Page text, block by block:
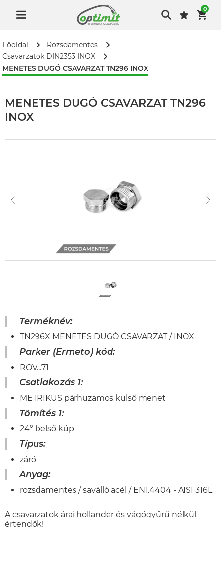
0
Főoldal
Rozsdamentes
Csavarzatok DIN2353 INOX
MENETES DUGÓ CSAVARZAT TN296 INOX
MENETES DUGÓ CSAVARZAT TN296
INOX
Terméknév:
TN296X MENETES DUGÓ CSAVARZAT / INOX
Parker (Ermeto) kód:
ROV...71
Csatlakozás 1:
METRIKUS párhuzamos külső menet
Tömítés 1:
24° belső kúp
Típus:
záró
Anyag:
rozsdamentes / saválló acél / EN1.4404 - AISI 316L
A csavarzatok árai hollander és vágógyűrű nélkül
értendők!